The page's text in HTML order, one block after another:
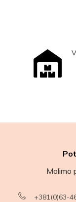
Molimo
+381(0)63-